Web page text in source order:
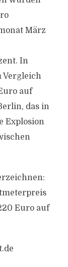
März
In
Vergleich
auf
das in
Explosion
Euro auf